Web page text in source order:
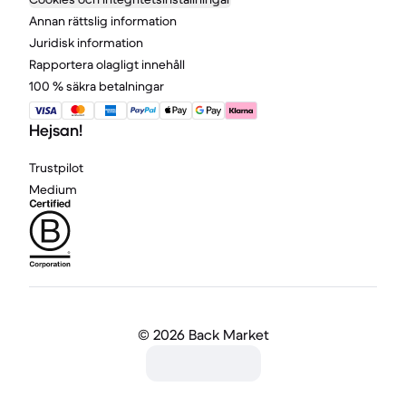
Annan rättslig information
Juridisk information
Rapportera olagligt innehåll
100 % säkra betalningar
Hejsan!
Trustpilot
Medium
© 2026 Back Market